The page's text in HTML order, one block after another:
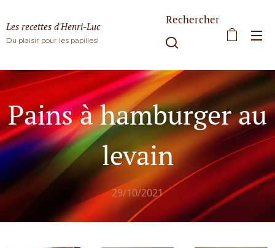
Les recettes d'Henri-Luc
Du plaisir pour les papilles!
Rechercher
Pains à hamburger au
levain
29/10/2021